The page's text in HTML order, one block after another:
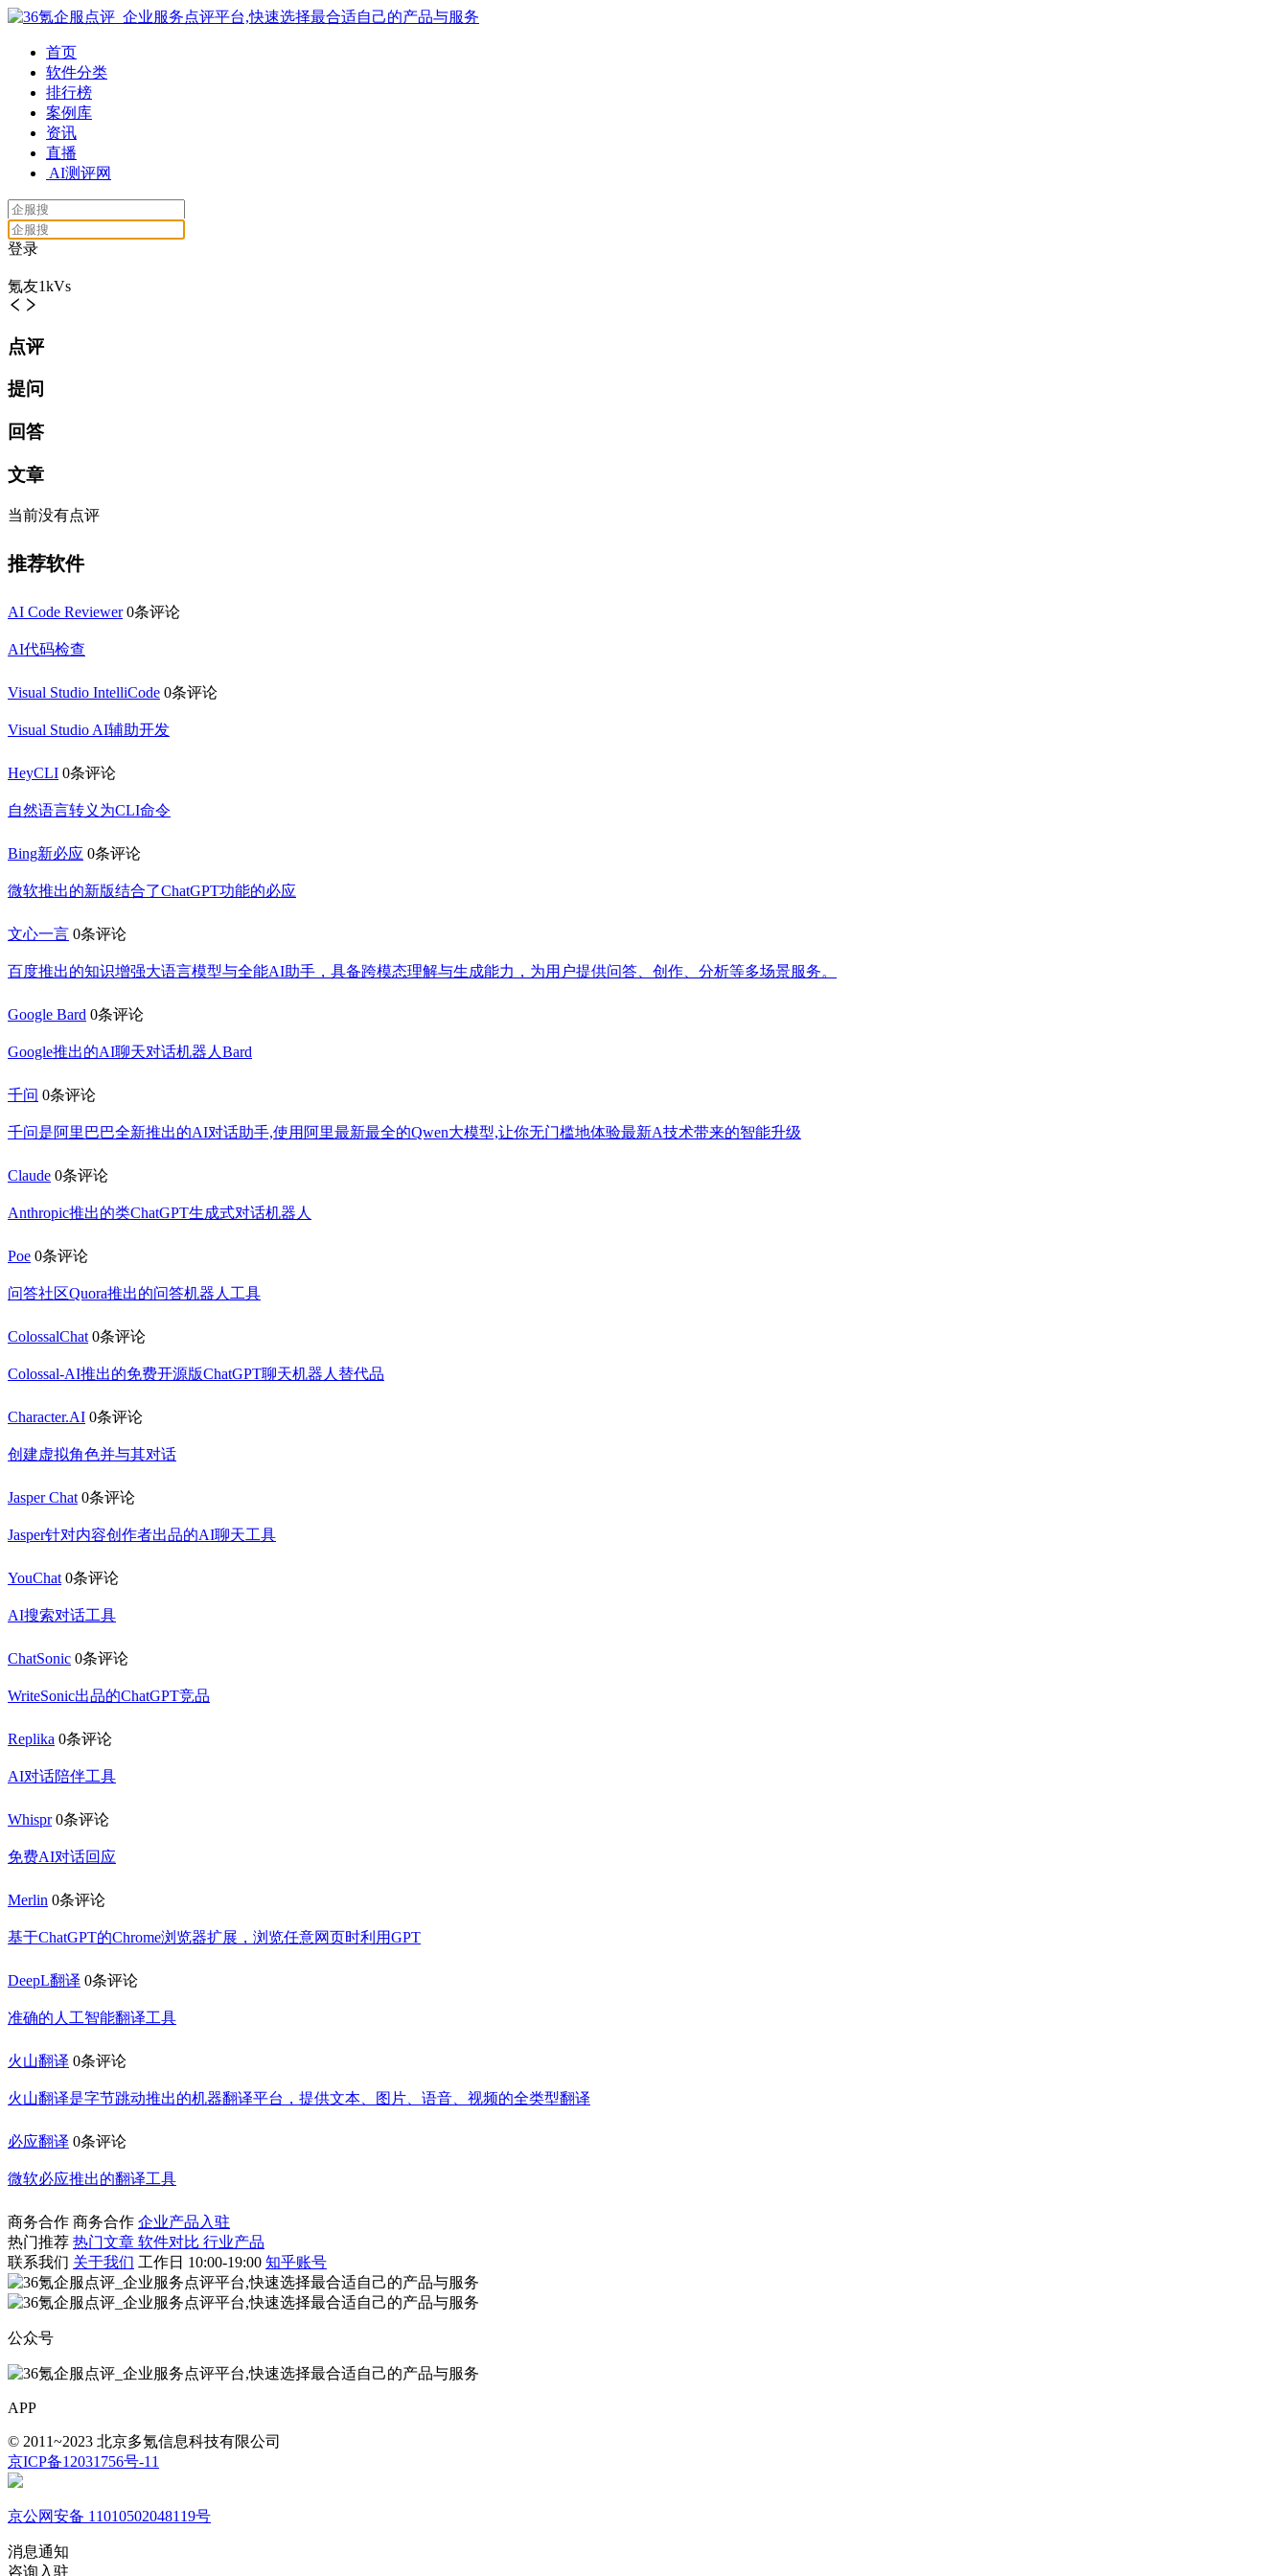
首页
软件分类
排行榜
案例库
资讯
直播
AI测评网
登录
氪友1kVs
点评
提问
回答
文章
当前没有点评
推荐软件
AI Code Reviewer 0条评论
AI代码检查
Visual Studio IntelliCode 0条评论
Visual Studio AI辅助开发
HeyCLI 0条评论
自然语言转义为CLI命令
Bing新必应 0条评论
微软推出的新版结合了ChatGPT功能的必应
文心一言 0条评论
百度推出的知识增强大语言模型与全能AI助手，具备跨模态理解与生成能力，为用户提供问答、创作、分析等多场景服务。
Google Bard 0条评论
Google推出的AI聊天对话机器人Bard
千问 0条评论
千问是阿里巴巴全新推出的AI对话助手,使用阿里最新最全的Qwen大模型,让你无门槛地体验最新A技术带来的智能升级
Claude 0条评论
Anthropic推出的类ChatGPT生成式对话机器人
Poe 0条评论
问答社区Quora推出的问答机器人工具
ColossalChat 0条评论
Colossal-AI推出的免费开源版ChatGPT聊天机器人替代品
Character.AI 0条评论
创建虚拟角色并与其对话
Jasper Chat 0条评论
Jasper针对内容创作者出品的AI聊天工具
YouChat 0条评论
AI搜索对话工具
ChatSonic 0条评论
WriteSonic出品的ChatGPT竞品
Replika 0条评论
AI对话陪伴工具
Whispr 0条评论
免费AI对话回应
Merlin 0条评论
基于ChatGPT的Chrome浏览器扩展，浏览任意网页时利用GPT
DeepL翻译 0条评论
准确的人工智能翻译工具
火山翻译 0条评论
火山翻译是字节跳动推出的机器翻译平台，提供文本、图片、语音、视频的全类型翻译
必应翻译 0条评论
微软必应推出的翻译工具
商务合作 商务合作 企业产品入驻
热门推荐 热门文章 软件对比 行业产品
联系我们 关于我们 工作日 10:00-19:00 知乎账号
公众号
APP
© 2011~2023 北京多氪信息科技有限公司
京ICP备12031756号-11
京公网安备 11010502048119号
消息通知
咨询入驻